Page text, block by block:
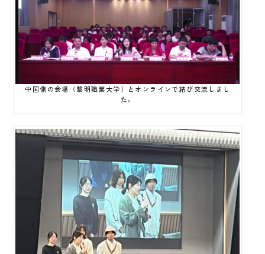
中国側の会場（黎明職業大学）とオンラインで結び交流しまし
た。